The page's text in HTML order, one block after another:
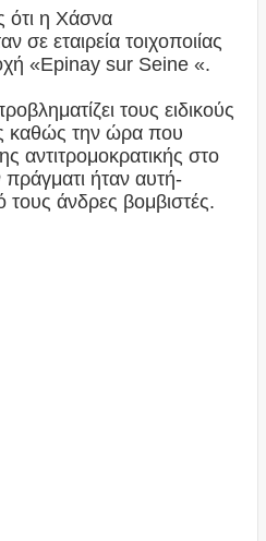
ότι η Χάσνα
σε εταιρεία τοιχοποιίας
«Epinay sur Seine «.
τους ειδικούς
καθώς την ώρα που
αντιτρομοκρατικής στο
ήταν αυτή-
άνδρες βομβιστές.